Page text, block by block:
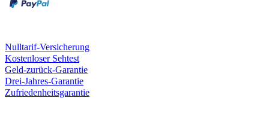
Nulltarif-Versicherung
Kostenloser Sehtest
Geld-zurück-Garantie
Drei-Jahres-Garantie
Zufriedenheitsgarantie